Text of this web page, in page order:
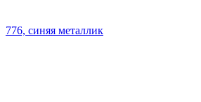
776, синяя металлик